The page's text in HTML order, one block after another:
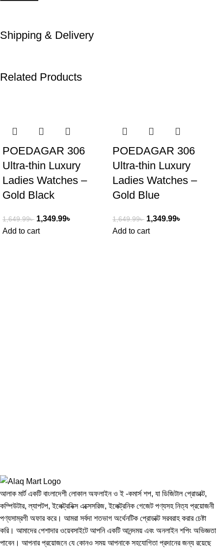
Shipping & Delivery
Related Products
POEDAGAR 306
Ultra-thin Luxury
Ladies Watches –
Gold Black
1,649.99৳ 1,349.99৳
Add to cart
POEDAGAR 306
Ultra-thin Luxury
Ladies Watches –
Gold Blue
1,649.99৳ 1,349.99৳
Add to cart
আলাক মার্ট একটি বাংলাদেশী লোকাল অফলাইন ও ই -কমার্স শপ, যা ডিজিটাল প্রোডাক্ট,
কম্পিউটার, ল্যাপটপ, ইলেক্ট্রনিক্স এক্সেসরিজ, ইলেক্ট্রনিক গেজেট পণ্যসহ নিত্য প্রয়োজনী
পণ্যসাম্রগী অফার করে। আমরা সর্বদা শতভাগ অর্থেনটিক প্রোডাক্ট সরবরাহ করার চেষ্টা
করি। আমাদের পেশাদার ওয়েবসাইটে আপনি একটি আনন্দময় এবং অনলাইন শপিং অভিজ্ঞতা
পাবেন। আপনার প্রয়োজনে যে কোনও সময় আপনাকে সহযোগিতা প্রদানের জন্য রয়েছে